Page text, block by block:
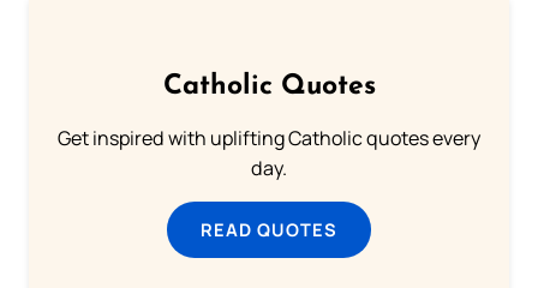
Catholic Quotes
Get inspired with uplifting Catholic quotes every
day.
READ QUOTES